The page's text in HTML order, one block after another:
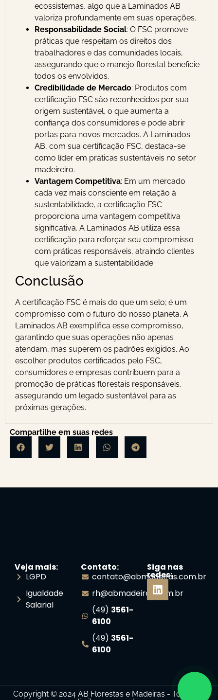
ecossistemas, algo que a Laminados AB
valoriza profundamente em suas operações.
Responsabilidade Social: O FSC promove
práticas que respeitam os direitos dos
trabalhadores e das comunidades locais,
assegurando que o manejo florestal beneficie
todos os envolvidos.
Credibilidade de Mercado: Produtos com
certificação FSC são reconhecidos por sua
origem sustentável, o que aumenta a
confiança dos consumidores e pode abrir
portas para novos mercados. A Laminados
AB, com sua certificação FSC, destaca-se
como líder em práticas sustentáveis no setor
madeireiro.
Vantagem Competitiva: Em um mercado
cada vez mais consciente em relação à
sustentabilidade, a certificação FSC
proporciona uma vantagem competitiva
significativa. A Laminados AB utiliza essa
certificação para reforçar seu compromisso
com práticas responsáveis, atraindo clientes
que valorizam a sustentabilidade.
Conclusão
A certificação FSC é mais do que um selo; é um
compromisso com o futuro do nosso planeta. A
Laminados AB exemplifica esse compromisso,
garantindo que suas operações não apenas
atendam, mas superem os padrões exigidos. Ao
escolher produtos certificados pelo FSC,
consumidores e empresas contribuem para a
promoção de práticas florestais responsáveis,
assegurando um legado sustentável para as
próximas gerações.
Compartilhe em suas redes
Veja mais:
LGPD
Igualdade
Salarial
Contato:
contato@abmadeiras.com.br
rh@abmadeiras.com.br
(49) 3561-
6100
(49) 3561-
6100
Siga nas
redes:
Copyright © 2024 AB Florestas e Madeiras - Todos os